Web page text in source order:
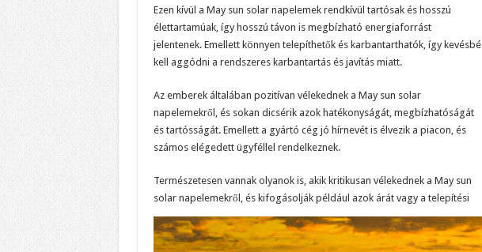
Ezen kívül a May sun solar napelemek rendkívül tartósak és hosszú
élettartamúak, így hosszú távon is megbízható energiaforrást
jelentenek. Emellett könnyen telepíthetők és karbantarthatók, így kevésbé
kell aggódni a rendszeres karbantartás és javítás miatt.
Az emberek általában pozitívan vélekednek a May sun solar
napelemekről, és sokan dicsérik azok hatékonyságát, megbízhatóságát
és tartósságát. Emellett a gyártó cég jó hírnevét is élvezik a piacon, és
számos elégedett ügyféllel rendelkeznek.
Természetesen vannak olyanok is, akik kritikusan vélekednek a May sun
solar napelemekről, és kifogásolják például azok árát vagy a telepítési